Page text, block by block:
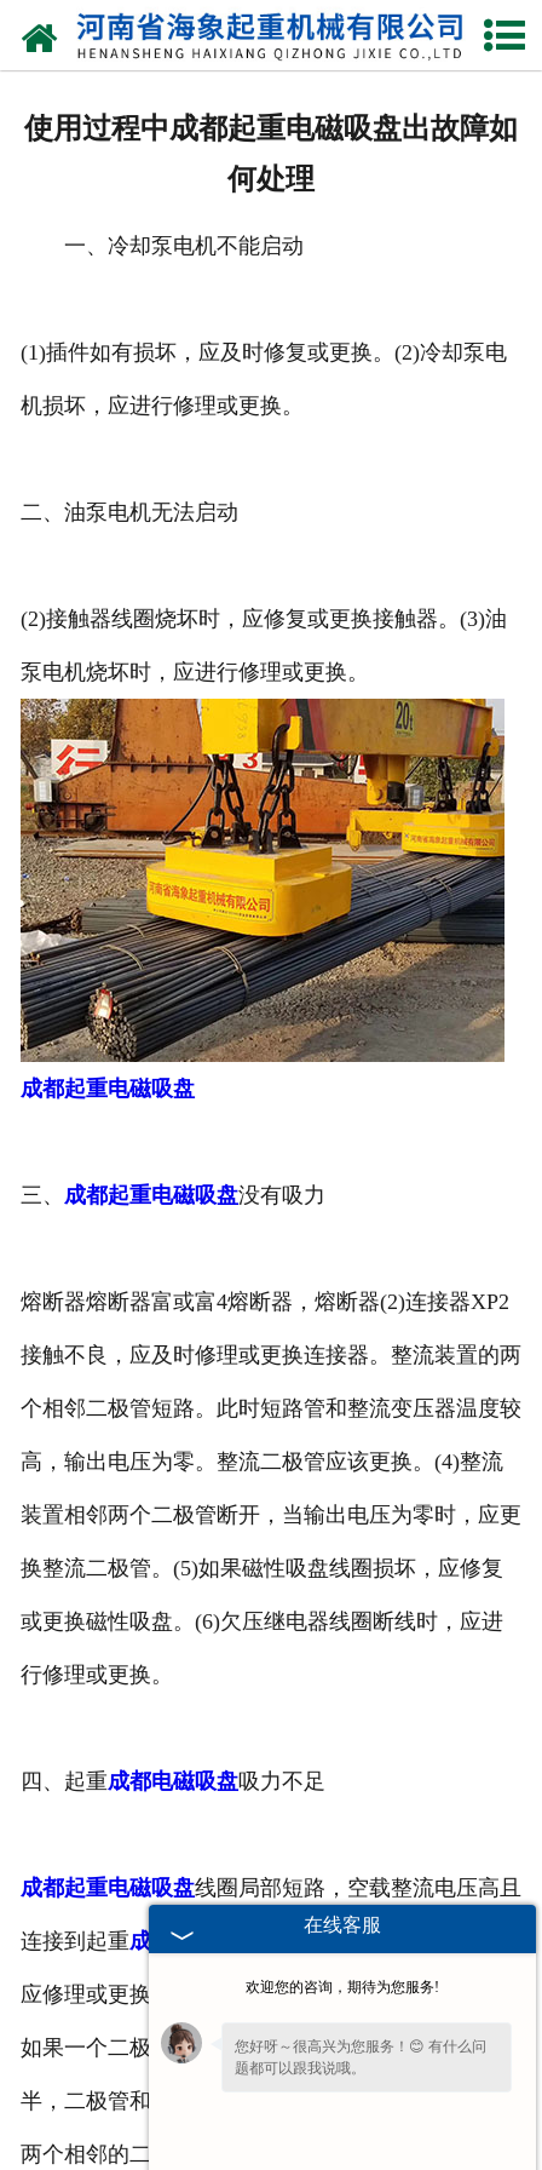
网站首页
厂区一角
使用过程中成都起重电磁吸盘出故障如
何处理
一、冷却泵电机不能启动
(1)插件如有损坏，应及时修复或更换。(2)冷却泵电
机损坏，应进行修理或更换。
二、油泵电机无法启动
(2)接触器线圈烧坏时，应修复或更换接触器。(3)油
泵电机烧坏时，应进行修理或更换。
成都起重电磁吸盘
三、 成都起重电磁吸盘没有吸力
熔断器熔断器富或富4熔断器，熔断器(2)连接器XP2
接触不良，应及时修理或更换连接器。整流装置的两
个相邻二极管短路。此时短路管和整流变压器温度较
高，输出电压为零。整流二极管应该更换。(4)整流
装置相邻两个二极管断开，当输出电压为零时，应更
换整流二极管。(5)如果磁性吸盘线圈损坏，应修复
或更换磁性吸盘。(6)欠压继电器线圈断线时，应进
行修理或更换。
四、起重成都电磁吸盘吸力不足
成都起重电磁吸盘线圈局部短路，空载整流电压高且
连接到起重成都电磁吸盘 电压降很多(小于110v)时，
应修理或更换起重电磁吸盘。(2)整流器元件损坏。
如果一个二极管断开，整流输出电压是正常值的一
半，二极管和相对的二极管温度低于其他两个。如果
两个相邻的二极管断开，则输出电压为零。
在线客服
欢迎您的咨询，期待为您服务!
您好呀～很高兴为您服务！😊 有什么问
题都可以跟我说哦。